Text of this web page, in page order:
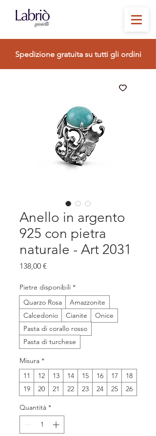
Spedizione gratuita su tutti gli ordini
Anello in argento
925 con pietra
naturale - Art 2031
138,00 €
Pietre disponibili *
Quarzo Rosa
Amazzonite
Calcedonio
Cianite
Onice
Pasta di corallo rosso
Pasta di turchese
Misura *
11
12 13 14 15 16 17
18
19
20 21 22 23 24 25 26
Quantità *